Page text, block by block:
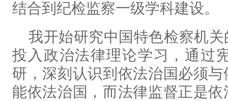
结合到纪检监察一级学科建设。
我开始研究中国特色检察机
投入政治法律理论学习，通过
研，深刻认识到依法治国必须
能依法治国，而法律监督正是